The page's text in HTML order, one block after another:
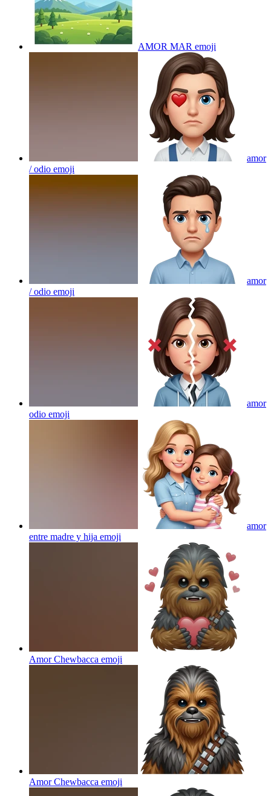
AMOR MAR emoji
amor
/ odio emoji
amor
/ odio emoji
amor
odio emoji
amor
entre madre y hija emoji
Amor Chewbacca emoji
Amor Chewbacca emoji